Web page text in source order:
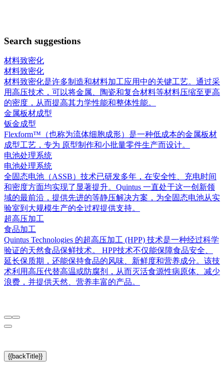
Search suggestions
材料致密化
材料致密化
材料致密化是许多制造和材料加工应用中的关键工艺。通过采
用高压技术，可以将金属、陶瓷和复合材料等材料压缩至更高
的密度，从而提高其力学性能和整体性能。
金属板材成型
钣金成型
Flexform™（也称为流体细胞成形）是一种低成本的金属板材
成型工艺，专为 原型制作和小批量零件生产而设计。
电池处理系统
电池处理系统
全固态电池（ASSB）技术已研发多年，在安全性、充电时间
和密度方面均实现了显著提升。Quintus 一直处于这一创新领
域的最前沿，提供先进的等静压解决方案，为全固态电池从实
验室到大规模生产的全过程提供支持。
超高压加工
食品加工
Quintus Technologies 的超高压加工 (HPP) 技术是一种经过科学
验证的天然食品保鲜技术。 HPP技术不仅能保障食品安全、
延长保质期，还能保持食品的风味、新鲜度和营养成分。该技
术利用高压代替高温或防腐剂，从而灭活食源性病原体、减少
浪费，并提供天然、营养丰富的产品。
{{backTitle}}